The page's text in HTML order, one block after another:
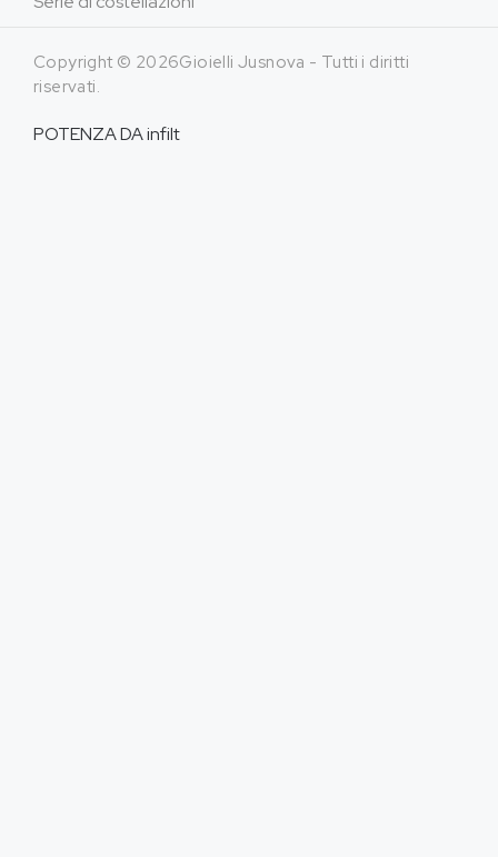
Copyright © 2026Gioielli Jusnova - Tutti i diritti
riservati.
POTENZA DAinfilt